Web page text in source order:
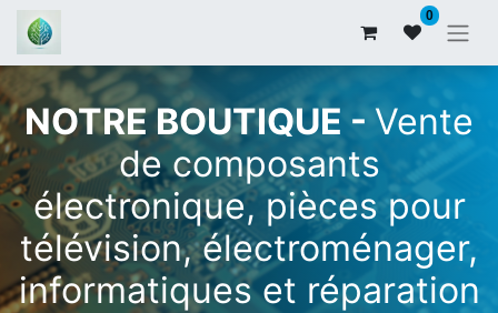
0
NOTRE BOUTIQUE -Vente
de composants
électronique, pièces pour
télévision, électroménager,
informatiques et réparation